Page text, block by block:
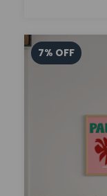
7% OFF